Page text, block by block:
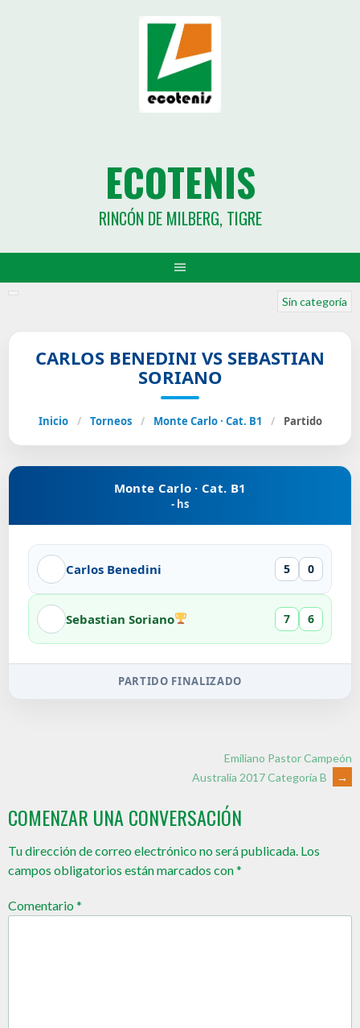
ECOTENIS
RINCÓN DE MILBERG, TIGRE
Sin categoría
CARLOS BENEDINI VS SEBASTIAN
SORIANO
Inicio / Torneos / Monte Carlo · Cat. B1 / Partido
Monte Carlo · Cat. B1
- hs
Carlos Benedini 5 0
Sebastian Soriano 7 6
PARTIDO FINALIZADO
Emiliano Pastor Campeón
Australia 2017 Categoría B
→
COMENZAR UNA CONVERSACIÓN
Tu dirección de correo electrónico no será publicada. Los
campos obligatorios están marcados con*
Comentario*